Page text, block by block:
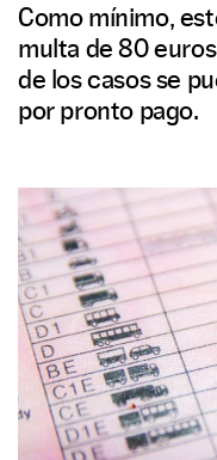
Como mínimo,
multa de 80
de los casos se
por pronto pago.